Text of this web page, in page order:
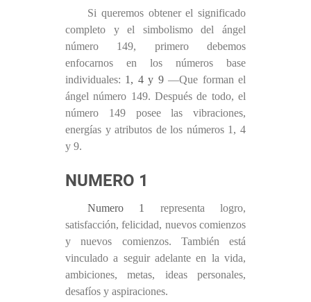
Si queremos obtener el significado
completo y el simbolismo del ángel
número 149, primero debemos
enfocarnos en los números base
individuales: 1, 4 y 9—Que forman el
ángel número 149. Después de todo, el
número 149 posee las vibraciones,
energías y atributos de los números 1, 4
y 9.
NUMERO 1
Numero 1
representa logro,
satisfacción, felicidad, nuevos comienzos
y nuevos comienzos. También está
vinculado a seguir adelante en la vida,
ambiciones, metas, ideas personales,
desafíos y aspiraciones.